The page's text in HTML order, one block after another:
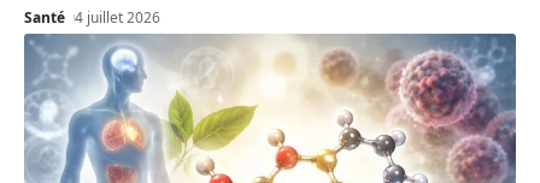
Santé 4 juillet 2026